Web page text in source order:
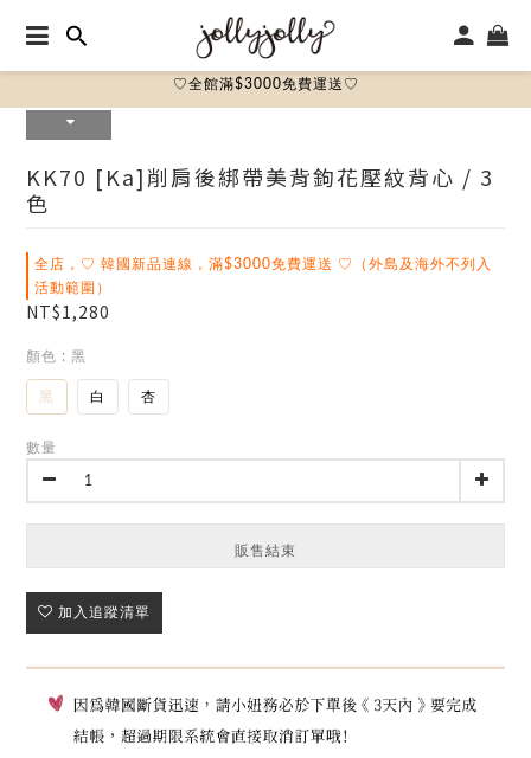
♡全館滿$3000免費運送♡
KK70 [ka]削肩後綁帶美背鉤花壓紋背心 / 3
色
全店，♡ 韓國新品連線，滿$3000免費運送 ♡（外島及海外不列入
活動範圍）
NT$1,280
顏色 : 黑
黑 白 杏
數量
販售結束
加入追蹤清單